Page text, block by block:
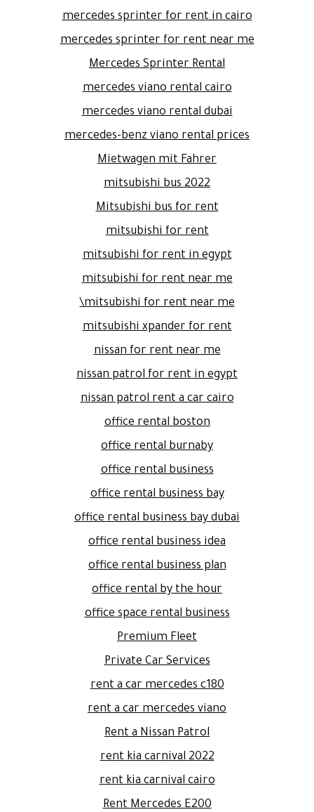
mercedes sprinter for rent in cairo
mercedes sprinter for rent near me
Mercedes Sprinter Rental
mercedes viano rental cairo
mercedes viano rental dubai
mercedes-benz viano rental prices
Mietwagen mit Fahrer
mitsubishi bus 2022
Mitsubishi bus for rent
mitsubishi for rent
mitsubishi for rent in egypt
mitsubishi for rent near me
mitsubishi for rent near me\
mitsubishi xpander for rent
nissan for rent near me
nissan patrol for rent in egypt
nissan patrol rent a car cairo
office rental boston
office rental burnaby
office rental business
office rental business bay
office rental business bay dubai
office rental business idea
office rental business plan
office rental by the hour
office space rental business
Premium Fleet
Private Car Services
rent a car mercedes c180
rent a car mercedes viano
Rent a Nissan Patrol
rent kia carnival 2022
rent kia carnival cairo
Rent Mercedes E200